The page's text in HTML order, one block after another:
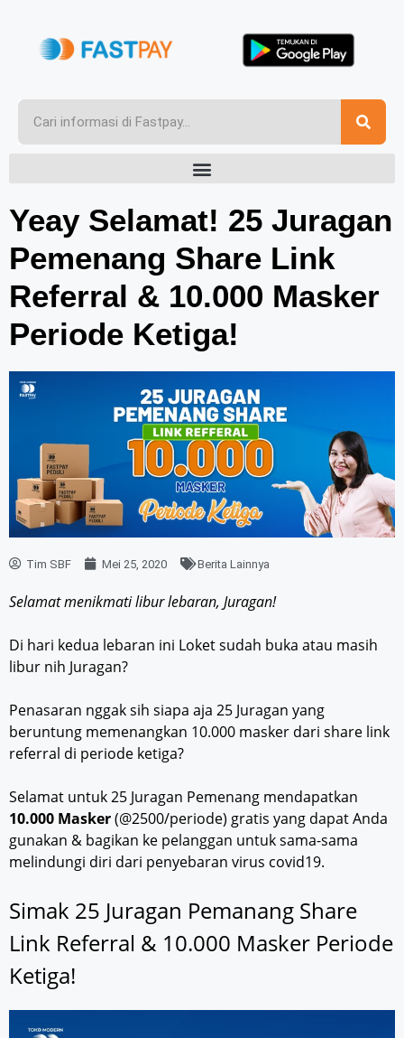
Yeay Selamat! 25 Juragan
Pemenang Share Link
Referral & 10.000 Masker
Periode Ketiga!
Tim SBF Mei 25, 2020 Berita Lainnya
Selamat menikmati libur lebaran, Juragan!
Di hari kedua lebaran ini Loket sudah buka atau masih
libur nih Juragan?
Penasaran nggak sih siapa aja 25 Juragan yang
beruntung memenangkan 10.000 masker dari share link
referral di periode ketiga?
Selamat untuk 25 Juragan Pemenang mendapatkan
10.000 Masker(@2500/periode) gratis yang dapat Anda
gunakan & bagikan ke pelanggan untuk sama-sama
melindungi diri dari penyebaran virus covid19.
Simak 25 Juragan Pemanang Share
Link Referral & 10.000 Masker Periode
Ketiga!